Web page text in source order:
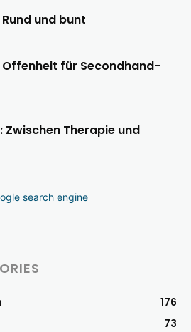
und bunt
Offenheit für Secondhand-
Zwischen Therapie und
176
73